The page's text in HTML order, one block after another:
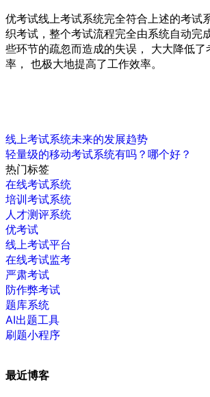
优考试线上考试系统完全符合上述的考试
织考试，整个考试流程完全由系统自动完
些环节的疏忽而造成的失误， 大大降低了
率， 也极大地提高了工作效率。
线上考试系统未来的发展趋势
轻量级的移动考试系统有吗？哪个好？
热门标签
在线考试系统
培训考试系统
人才测评系统
优考试
线上考试平台
在线考试监考
严肃考试
防作弊考试
题库系统
AI出题工具
刷题小程序
最近博客